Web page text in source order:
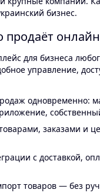
бизнес.
продаёт онлайн
для бизнеса
управление,
одновременно:
заказами и
с доставкой,
товаров — без